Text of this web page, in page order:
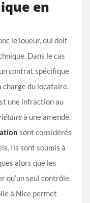
en
le loueur, qui doit
Dans le cas
contrat spécifique
charge du locataire.
une infraction au
à une amende.
sont considérés
Ils sont soumis à
alors que les
qu’un seul contrôle.
à Nice permet